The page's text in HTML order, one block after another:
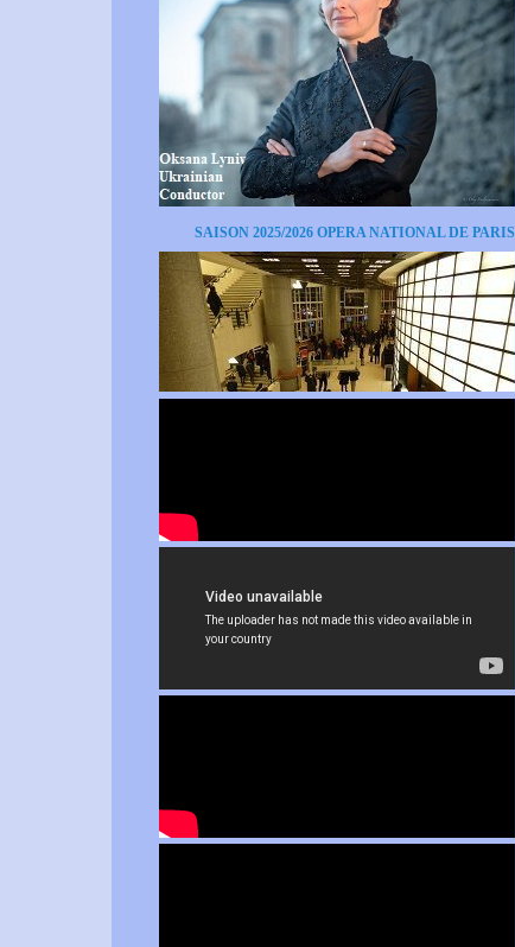
SAISON 2025/2026 OPERA NATIONAL DE PARIS